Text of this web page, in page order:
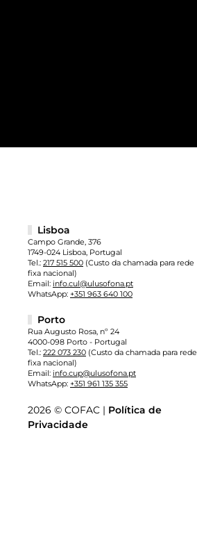
Lisboa
Campo Grande, 376
1749-024 Lisboa, Portugal
Tel.: 217 515 500 (Custo da chamada para rede
fixa nacional)
Email: info.cul@ulusofona.pt
WhatsApp: +351 963 640 100
Porto
Rua Augusto Rosa, nº 24
4000-098 Porto - Portugal
Tel.: 222 073 230 (Custo da chamada para rede
fixa nacional)
Email: info.cup@ulusofona.pt
WhatsApp: +351 961 135 355
2026 © COFAC | Política de
Privacidade